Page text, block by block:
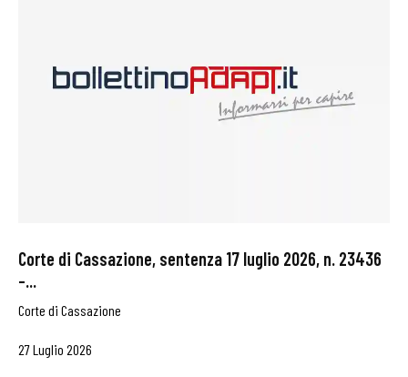
Corte di Cassazione, sentenza 17 luglio 2026, n. 23436
–...
Corte di Cassazione
27 Luglio 2026